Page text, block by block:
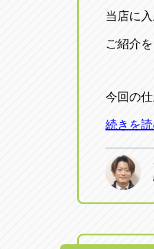
愛知県常滑市
アップル尾張旭
アップル岩倉
愛知県岩倉市
オートフレン
当店に
ご紹介
今回の
続きを